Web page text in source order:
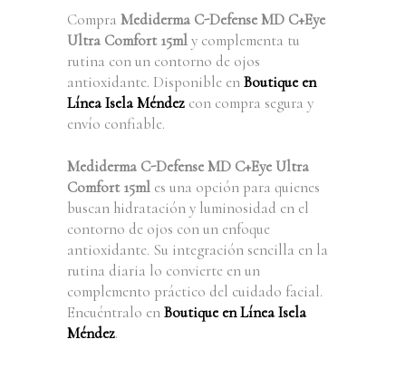
Compra Mediderma C-Defense MD C+Eye
Ultra Comfort 15mly complementa tu
rutina con un contorno de ojos
antioxidante. Disponible enBoutique en
Línea Isela Méndez con compra segura y
envío confiable.
Mediderma C-Defense MD C+Eye Ultra
Comfort 15ml es una opción para quienes
buscan hidratación y luminosidad en el
contorno de ojos con un enfoque
antioxidante. Su integración sencilla en la
rutina diaria lo convierte en un
complemento práctico del cuidado facial.
Encuéntralo enBoutique en Línea Isela
Méndez.